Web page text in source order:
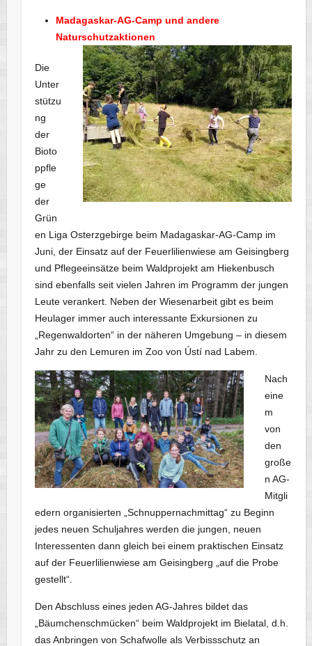
Madagaskar-AG-Camp und andere
Naturschutzaktionen
Die
Unter
stützu
ng
der
Bioto
ppfle
ge
der
Grün
en Liga Osterzgebirge beim Madagaskar-AG-Camp im
Juni, der Einsatz auf der Feuerlilienwiese am Geisingberg
und Pflegeeinsätze beim Waldprojekt am Hiekenbusch
sind ebenfalls seit vielen Jahren im Programm der jungen
Leute verankert. Neben der Wiesenarbeit gibt es beim
Heulager immer auch interessante Exkursionen zu
„Regenwaldorten“ in der näheren Umgebung – in diesem
Jahr zu den Lemuren im Zoo von Ústí nad Labem.
Nach
eine
m
von
den
große
n AG-
Mitgli
edern organisierten „Schnuppernachmittag“ zu Beginn
jedes neuen Schuljahres werden die jungen, neuen
Interessenten dann gleich bei einem praktischen Einsatz
auf der Feuerlilienwiese am Geisingberg „auf die Probe
gestellt“.
Den Abschluss eines jeden AG-Jahres bildet das
„Bäumchenschmücken“ beim Waldprojekt im Bielatal, d.h.
das Anbringen von Schafwolle als Verbissschutz an